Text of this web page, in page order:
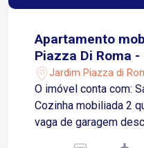
Apartamento
Piazza Di Roma
Jardim Piazza di
O imóvel conta com:
Cozinha mobiliada 2
vaga de garagem descoberta